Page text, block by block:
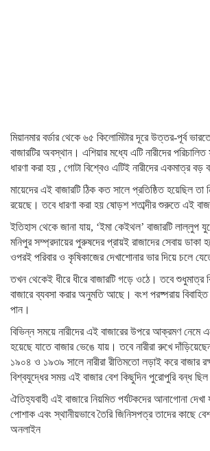
মিয়ানমার বর্ডার থেকে ৬৫ কিলোমিটার দূরে উত্তর-পূর্ব
বাজারটির অবস্থান। এশিয়ার মধ্যে এটি নারীদের
ধারণা করা হয় , গোটা বিশ্বেও এটিই নারীদের একমাত্র বড়
মায়েদের এই বাজারটি ঠিক কত সালে প্রতিষ্ঠিত হয়েছিল তা
রয়েছে। তবে ধারণা করা হয় ষোড়শ শতাব্দীর শুরুতে এই
ইতিহাস থেকে জানা যায়, ‘ইমা কেইথল’ বাজারটি
মনিপুর সম্প্রদায়ের পুরুষদের প্রায়ই রাজাদের সেবায় ডাকা
ওপরই পরিবার ও কৃষিকাজের দেখাশোনার ভার দিয়ে চলে
তখন থেকেই ধীরে ধীরে বাজারটি গড়ে ওঠে। তবে শুধুমাত্র
বাজারে ব্যবসা করার অনুমতি আছে। বংশ পরষ্পরায় বিবাহিত
পান।
বিভিন্ন সময়ে নারীদের এই বাজারের উপরে আক্রমণ নেমে
হয়েছে যাতে বাজার ভেঙে যায়। তবে নারীরা রুখে
১৯০৪ ও ১৯৩৯ সালে নারীরা রীতিমতো লড়াই করে বাজার
বিশ্বযুদ্ধের সময় এই বাজার বেশ কিছুদিন পুরোপুরি বন্ধ
ঐতিহ্যবাহী এই বাজারে নিয়মিত পর্যটকদের আনাগোনা
পোশাক এবং স্থানীয়ভাবে তৈরি জিনিসপত্র তাদের কাছে
অনলাইন